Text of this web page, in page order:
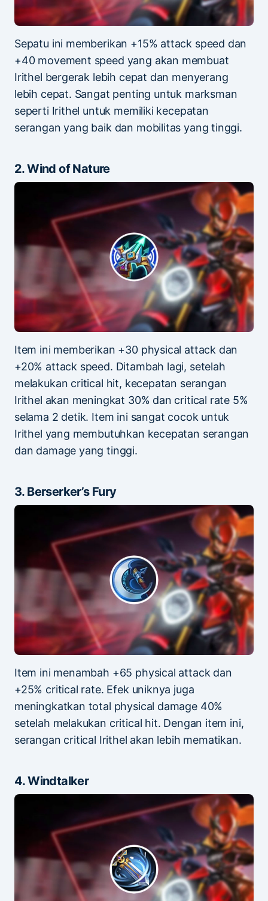
Sepatu ini memberikan +15% attack speed dan
+40 movement speed yang akan membuat
Irithel bergerak lebih cepat dan menyerang
lebih cepat. Sangat penting untuk marksman
seperti Irithel untuk memiliki kecepatan
serangan yang baik dan mobilitas yang tinggi.
2. Wind of Nature
Item ini memberikan +30 physical attack dan
+20% attack speed. Ditambah lagi, setelah
melakukan critical hit, kecepatan serangan
Irithel akan meningkat 30% dan critical rate 5%
selama 2 detik. Item ini sangat cocok untuk
Irithel yang membutuhkan kecepatan serangan
dan damage yang tinggi.
3. Berserker’s Fury
Item ini menambah +65 physical attack dan
+25% critical rate. Efek uniknya juga
meningkatkan total physical damage 40%
setelah melakukan critical hit. Dengan item ini,
serangan critical Irithel akan lebih mematikan.
4. Windtalker